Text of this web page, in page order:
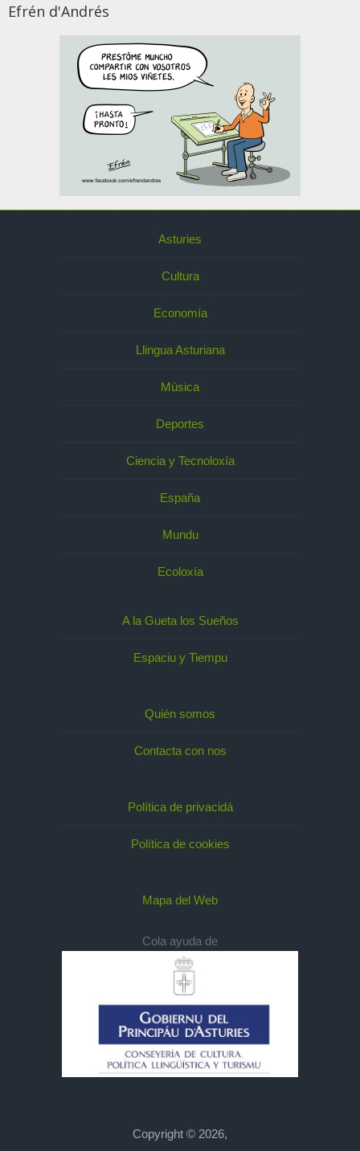
Efrén d'Andrés
Asturies
Cultura
Economía
Llingua Asturiana
Música
Deportes
Ciencia y Tecnoloxía
España
Mundu
Ecoloxía
A la Gueta los Sueños
Espaciu y Tiempu
Quién somos
Contacta con nos
Política de privacidá
Política de cookies
Mapa del Web
Cola ayuda de
Copyright © 2026,